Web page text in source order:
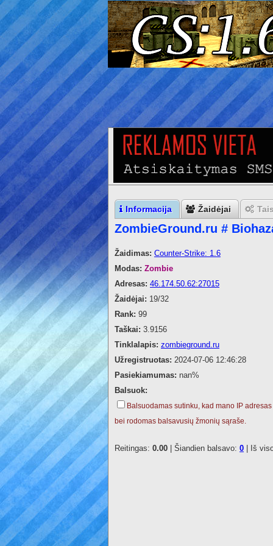
Informacija Žaidėjai
ZombieGround.ru #
Žaidimas: Counter-Strike: 1.6
Modas: Zombie
Adresas: 46.174.50.62:27015
Žaidėjai: 19/32
Rank: 99
Taškai: 3.9156
Tinklalapis: zombieground.ru
Užregistruotas: 2024-07-06 12:46:28
Pasiekiamumas: nan%
Balsuok:
Balsuodamas sutinku, kad mano IP
bei rodomas balsavusių žmonių sąraše.
Reitingas: 0.00 | Šiandien balsavo: 0 | Iš